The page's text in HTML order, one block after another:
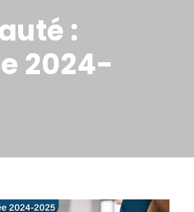
:
2024-